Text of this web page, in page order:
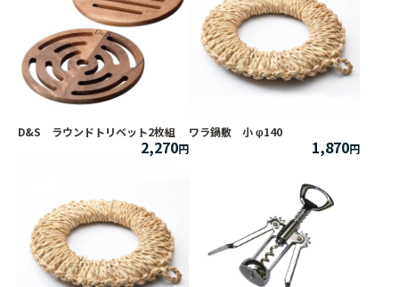
D&S ラウンドトリベット2枚組
2,270
ワラ鍋敷 小 φ140
1,870